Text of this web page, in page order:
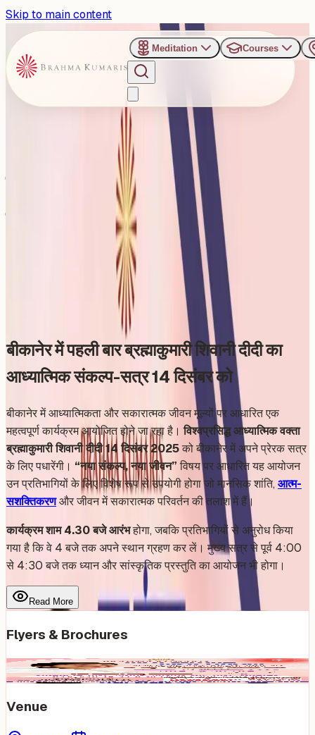
Skip to main content
Meditation Courses
Shree Ganeshm Resort - Bikaner
बीकानेर में जागृति का नया अध्याय:
ब्रह्माकुमारी शिवानी दीदी का आगमन
Sunday, December 14, 2025
बीकानेर में पहली बार ब्रह्माकुमारी शिवानी दीदी का
आध्यात्मिक संकल्प-सत्र 14 दिसंबर को
बीकानेर में आध्यात्मिकता और सकारात्मक जीवन मूल्यों पर आधारित एक
महत्वपूर्ण कार्यक्रम आयोजित होने जा रहा है।विश्वप्रसिद्ध आध्यात्मिक वक्ता
ब्रह्माकुमारी शिवानी दीदी 14 दिसंबर 2025को बीकानेर में अपने प्रेरक सत्र
के लिए पधारेंगी। “नया संकल्प, नया जीवन”विषय पर आधारित यह आयोजन
उन प्रतिभागियों के लिए विशेष रूप से उपयोगी होगा जो मानसिक शांति, आत्म-
सशक्तिकरणऔर जीवन में सकारात्मक परिवर्तन की तलाश में हैं।
कार्यक्रम शाम 4.30 बजे आरंभहोगा, जबकि प्रतिभागियों से अनुरोध किया
गया है कि वे 4 बजे तक अपने स्थान ग्रहण कर लें। मुख्य सत्र से पूर्व 4:00
से 4:30 बजे तक ध्यान और सांस्कृतिक प्रस्तुति का आयोजन भी होगा।
Read More
Flyers & Brochures
Venue